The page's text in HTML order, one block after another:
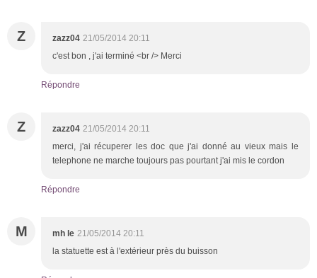
Z zazz04 21/05/2014 20:11
c'est bon , j'ai terminé <br /> Merci
Répondre
Z zazz04 21/05/2014 20:11
merci, j'ai récuperer les doc que j'ai donné au vieux mais le
telephone ne marche toujours pas pourtant j'ai mis le cordon
Répondre
M mh le 21/05/2014 20:11
la statuette est à l'extérieur près du buisson